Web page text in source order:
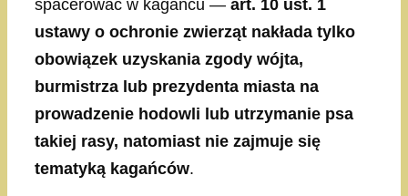
spacerować w kagańcu — art. 10 ust. 1
ustawy o ochronie zwierząt nakłada tylko
obowiązek uzyskania zgody wójta,
burmistrza lub prezydenta miasta na
prowadzenie hodowli lub utrzymanie psa
takiej rasy, natomiast nie zajmuje się
tematyką kagańców.